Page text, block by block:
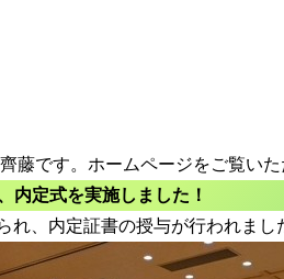
です。ホームページをご覧いた
内定式を実施しました！
、内定証書の授与が行われまし